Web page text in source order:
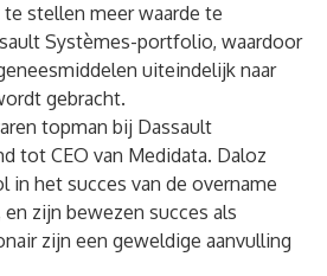
stellen meer waarde te
Systèmes-portfolio, waardoor
uiteindelijk naar
gebracht.
topman bij Dassault
tot CEO van Medidata. Daloz
in het succes van de overname
en zijn bewezen succes als
zijn een geweldige aanvulling